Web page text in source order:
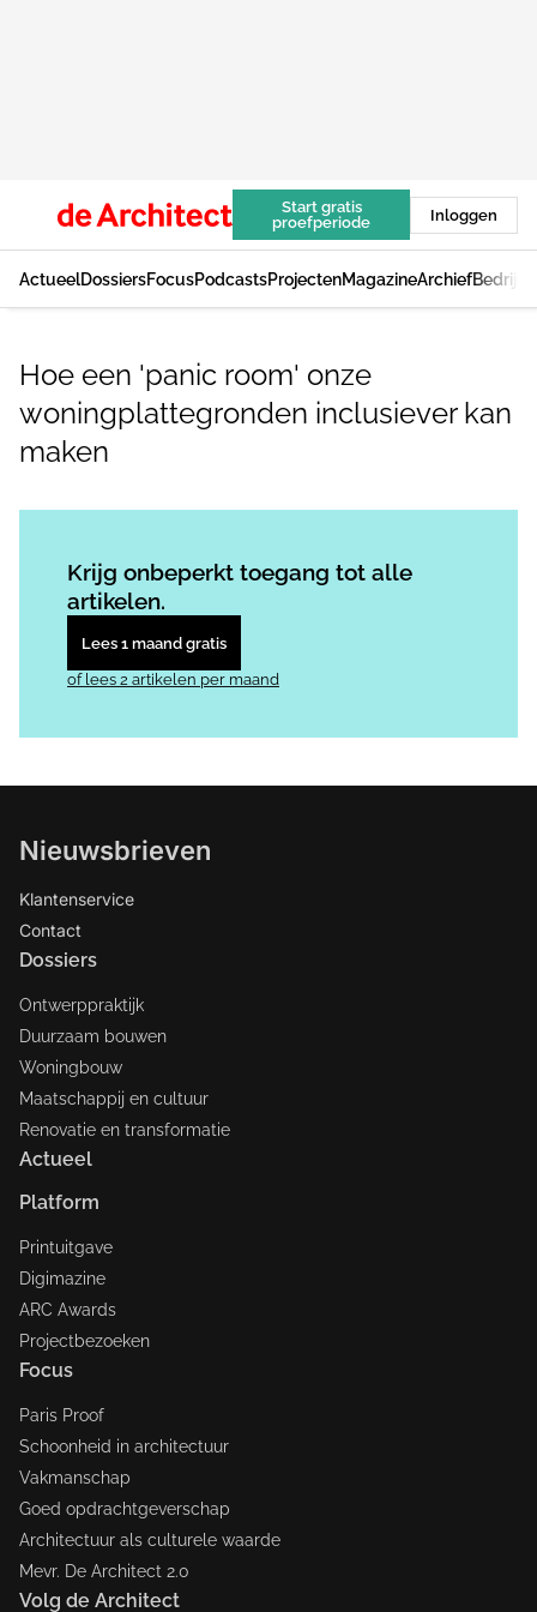
Start gratis
proefperiode
Inloggen
ActueelDossiersFocusPodcastsProjectenMagazineArchief
Hoe een 'panic room' onze
woningplattegronden inclusiever kan
maken
Krijg onbeperkt toegang tot alle
artikelen.
Lees 1 maand gratis
of lees 2 artikelen per maand
Nieuwsbrieven
Klantenservice
Contact
Dossiers
Ontwerppraktijk
Duurzaam bouwen
Woningbouw
Maatschappij en cultuur
Renovatie en transformatie
Actueel
Platform
Printuitgave
Digimazine
ARC Awards
Projectbezoeken
Focus
Paris Proof
Schoonheid in architectuur
Vakmanschap
Goed opdrachtgeverschap
Architectuur als culturele waarde
Mevr. De Architect 2.0
Volg de Architect